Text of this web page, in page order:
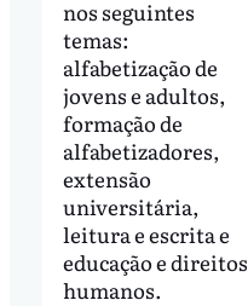
nos seguintes
temas:
alfabetização de
jovens e adultos,
formação de
alfabetizadores,
extensão
universitária,
leitura e escrita e
educação e direitos
humanos.